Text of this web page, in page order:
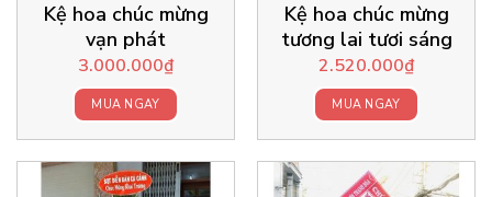
Kệ hoa chúc mừng
vạn phát
3.000.000₫
MUA NGAY
Kệ hoa chúc mừng
tương lai tươi sáng
2.520.000₫
MUA NGAY